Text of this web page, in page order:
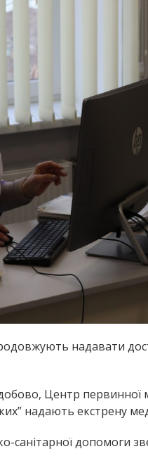
надавати
Центр первинної
надають екстрену
допомоги